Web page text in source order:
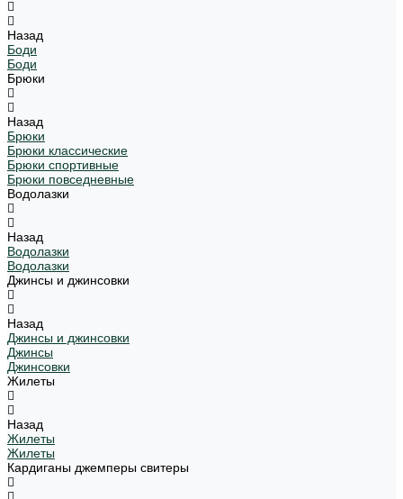
Назад
Боди
Боди
Брюки
Назад
Брюки
Брюки классические
Брюки спортивные
Брюки повседневные
Водолазки
Назад
Водолазки
Водолазки
Джинсы и джинсовки
Назад
Джинсы и джинсовки
Джинсы
Джинсовки
Жилеты
Назад
Жилеты
Жилеты
Кардиганы джемперы свитеры